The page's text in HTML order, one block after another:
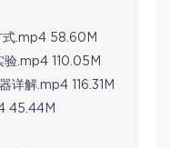
式.mp4 58.60M
验.mp4 110.05M
详解.mp4 116.31M
45.44M